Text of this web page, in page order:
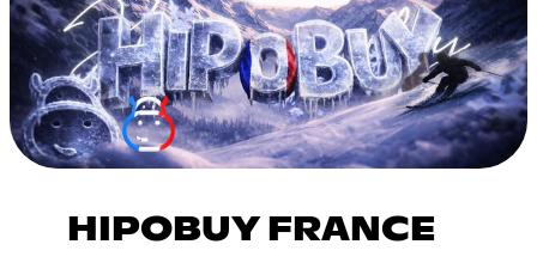
HIPOBUY FRANCE